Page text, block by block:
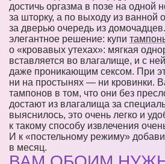
достичь оргазма в позе на одной
за шторку, а по выходу из ванной
за дверью очередь из
элегантное решение: купи
о «кровавых утехах»: мягкая
вставляется во влагалище, и с
даже проникающим сексом. При
ни на простынях — ни кровинки.
тампонов в том, что они без
достают из влагалища за
выяснилось, это очень легко и
к такому способу извлечения
И к «постельному режиму»
в месяц.